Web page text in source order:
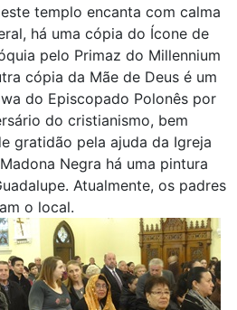
templo encanta com calma
há uma cópia do Ícone de
pelo Primaz do Millennium
cópia da Mãe de Deus é um
do Episcopado Polonês por
do cristianismo, bem
gratidão pela ajuda da Igreja
Negra há uma pintura
Atualmente, os padres
o local.